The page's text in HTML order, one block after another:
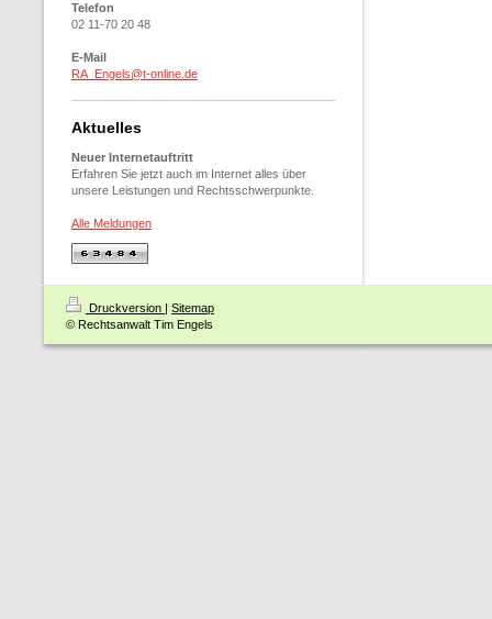
Telefon
02 11-70 20 48
E-Mail
RA_Engels@t-online.de
Aktuelles
Neuer Internetauftritt
Erfahren Sie jetzt auch im Internet alles über
unsere Leistungen und Rechtsschwerpunkte.
Alle Meldungen
Druckversion | Sitemap
© Rechtsanwalt Tim Engels